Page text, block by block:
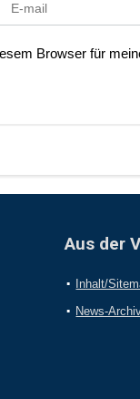
Browser für
Aus der
Inhalt/
News-